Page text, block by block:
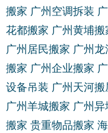
搬家 广州空调拆装
花都搬家 广州黄埔搬
广州居民搬家 广州
搬家 广州企业搬家
设备吊装 广州天河搬
广州羊城搬家 广州
搬家 贵重物品搬家